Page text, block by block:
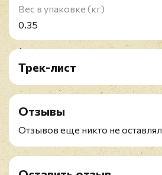
Вес в упаковке (кг)
0.35
Трек-лист
A1. Dizzy
A2. Slide
A3. Broadway
A4. January Friend
A6. Bullet Proof
A7. Amigone
Отзывы
Отзывов еще никто не оставлял